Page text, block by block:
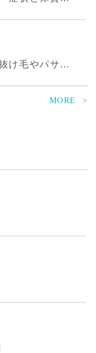
犬の換毛期の期間とケア方法｜抜け毛やパサつきは内側からのケアで改善できる!?
MORE